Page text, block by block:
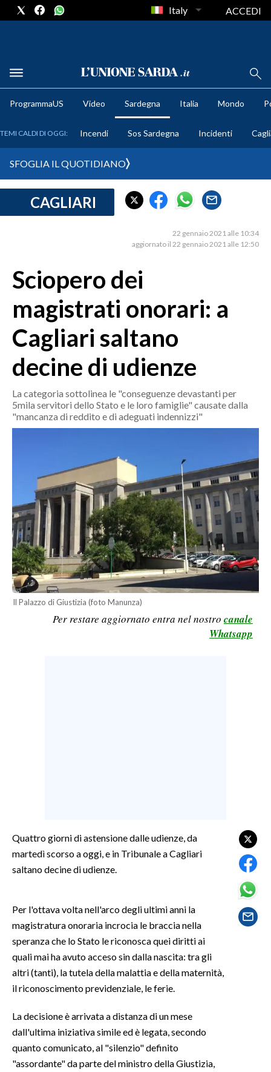
METEO
CRONACA SARDEGNA
MEDIO CAMPIDANO
ORISTANO E PROVINCIA
SASSARI E PROVINCIA
GALLURA
NUORO E PROVINCIA
OGLIASTRA
CRONACA
POLITICA
ECONOMIA
SERVIZI ALLE IMPRESE
LAVORO
BANDI
SPORT IN SARDEGNA
SPETTACOLI
GOSSIP
SARDEGNA TURISMO
SARDI NEL MONDO
NOTIZIE
EVENTI
3 MINUTI CON
Italy ACCEDI
ProgrammaUS Video Sardegna Italia Mondo
TEMI CALDI DI OGGI: Incendi Sos Sardegna Incidenti
SFOGLIA IL QUOTIDIANO
CAGLIARI
22 gennaio 2021 alle 10:34
aggiornato il 22 gennaio 2021 alle 12:50
Sciopero dei
magistrati onorari: a
Cagliari saltano
decine di udienze
La categoria sottolinea le "conseguenze devastanti per
5mila servitori dello Stato e le loro famiglie" causate dalla
"mancanza di reddito e di adeguati indennizzi"
Il Palazzo di Giustizia (foto Manunza)
Per restare aggiornato entra nel nostro canale
Whatsapp
Quattro giorni di astensione dalle udienze, da
martedì scorso a oggi, e in Tribunale a Cagliari
saltano decine di udienze.
Per l'ottava volta nell'arco degli ultimi anni la
magistratura onoraria incrocia le braccia nella
speranza che lo Stato le riconosca quei diritti ai
quali mai ha avuto acceso sin dalla nascita: tra gli
altri (tanti), la tutela della malattia e della maternità,
il riconoscimento previdenziale, le ferie.
La decisione è arrivata a distanza di un mese
dall'ultima iniziativa simile ed è legata, secondo
quanto comunicato, al "silenzio" definito
"assordante" da parte del ministro della Giustizia,